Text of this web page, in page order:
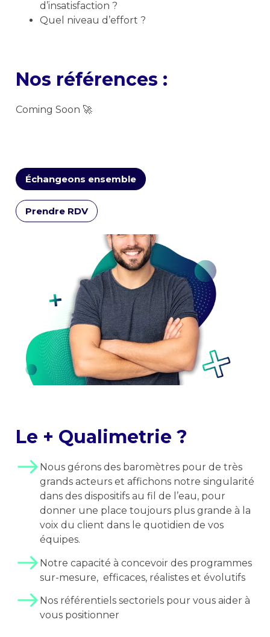
d’insatisfaction ?
Quel niveau d’effort ?
Nos références :
Coming Soon 🚀
Échangeons ensemble
Prendre RDV
Le + Qualimetrie ?
Nous gérons des baromètres pour de très
grands acteurs et affichons notre singularité
dans des dispositifs au fil de l’eau, pour
donner une place toujours plus grande à la
voix du client dans le quotidien de vos
équipes.
Notre capacité à concevoir des programmes
sur-mesure, efficaces, réalistes et évolutifs
Nos référentiels sectoriels pour vous aider à
vous positionner